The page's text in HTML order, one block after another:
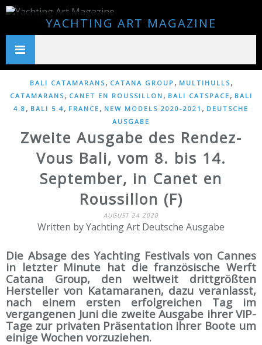
YACHTING ART MAGAZINE
BALI CATAMARANS, CATANA GROUP , MULTIHULLS,
CATAMARANS, CANET EN ROUSSILLON , BALI CATSPACE , BALI
4.8 , BALI 5.4, FRANCE , NEW MODELS 2020-2021 , DEUTSCHE
AUSGABE
Zweite Ausgabe des Rendez-
Vous Bali, vom 8. bis 14.
September, in Canet en
Roussillon (F)
AUGUST 24 2020
Written by Yachting Art Deutsche Ausgabe
Die Absage des Yachting Festivals von Cannes
in letzter Minute hat die französische Werft
Catana Group, den weltweit drittgrößten
Hersteller von Katamaranen, dazu veranlasst,
nach einem ersten erfolgreichen Tag im
vergangenen Juni die zweite Ausgabe ihrer VIP-
Tage zur privaten Präsentation ihrer Boote um
einige Wochen vorzuziehen.